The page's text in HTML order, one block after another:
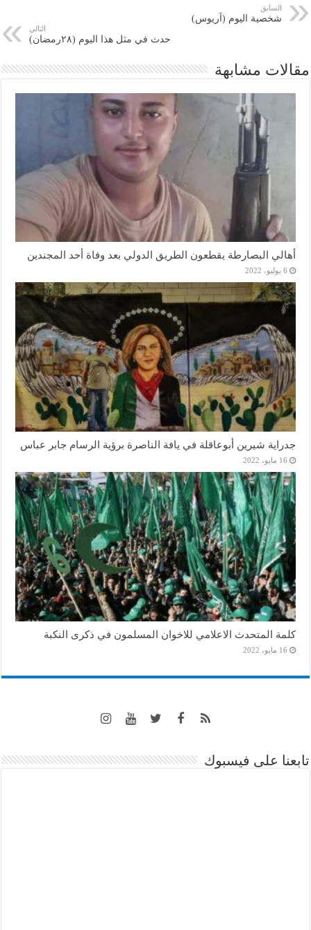
السابق
شخصية اليوم (آريوس)
التالي
حدث في مثل هذا اليوم (٢٨رمضان)
مقالات مشابهة
أهالي البصارطة يقطعون الطريق الدولي بعد وفاة أحد المجندين
6 يوليو، 2022
جدراية شيرين أبوعاقلة في يافة الناصرة برؤية الرسام جابر عباس
16 مايو، 2022
كلمة المتحدث الاعلامي للاخوان المسلمون في ذكرى النكبة
16 مايو، 2022
تابعنا على فيسبوك